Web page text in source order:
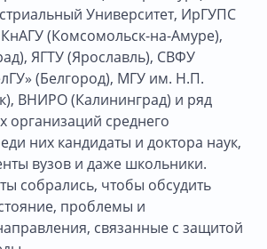
Университет, ИрГУПС
КнАГУ (Комсомольск-на-Амуре),
ЯГТУ (Ярославль), СВФУ
(Белгород), МГУ им. Н.П.
ВНИРО (Калининград) и ряд
организаций среднего
них кандидаты и доктора наук,
вузов и даже школьники.
собрались, чтобы обсудить
проблемы и
связанные с защитой